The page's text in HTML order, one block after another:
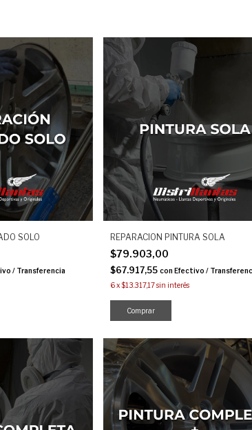
SOLO
/ Transferencia
REPARACION PINTURA SOLA
$79.903,00
$67.917,55 con Efectivo /
6 x$13.317,17sin interés
Comprar